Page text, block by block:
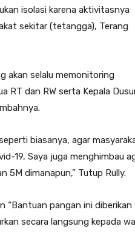
isolasi karena aktivitasnya
sekitar (tetangga), Terang
akan selalu memonitoring
RT dan RW serta Kepala
biasanya, agar
19, Saya juga menghimbau
5M dimanapun,” Tutup Rully.
“Bantuan pangan ini diberikan
secara langsung kepada